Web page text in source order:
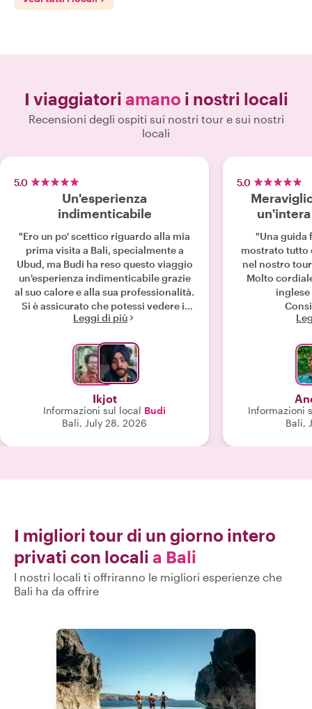
I viaggiatori amano i nostri locali
Recensioni degli ospiti sui nostri tour e sui nostri
locali
5.0
Un'esperienza
indimenticabile
"Ero un po' scettico riguardo alla mia
prima visita a Bali, specialmente a
Ubud, ma Budi ha reso questo viaggio
un'esperienza indimenticabile grazie
al suo calore e alla sua professionalità.
Si è assicurato che potessi vedere il
meglio di questi luoghi, rendendo il
Leggi di più
Ikjot
Informazioni sul local Budi
Bali, July 28, 2026
5.0
"Una guida
mostrato tutto
nel nostro
Molto
inglese
Informazioni
Bali,
I migliori tour di un giorno intero
privati con locali a Bali
I nostri locali ti offriranno le migliori esperienze che
Bali ha da offrire